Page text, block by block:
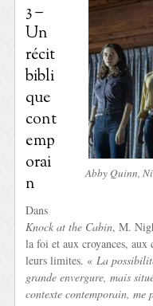
Abby Quinn,
3 –
Un
récit
bibli
que
cont
emp
orai
n
Dans
Knock at the Cabin, M.
la foi et aux croyances, aux
leurs limites. «La
grande envergure, mais
contexte contemporain,